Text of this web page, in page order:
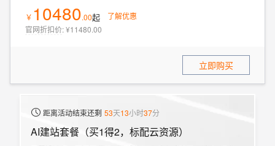
￥ 10480.00起
了解优惠
官网折扣价:¥11480.00
立即购买
距离活动结束还剩 53天13小时37分
AI建站套餐（买1得2，标配云资源）